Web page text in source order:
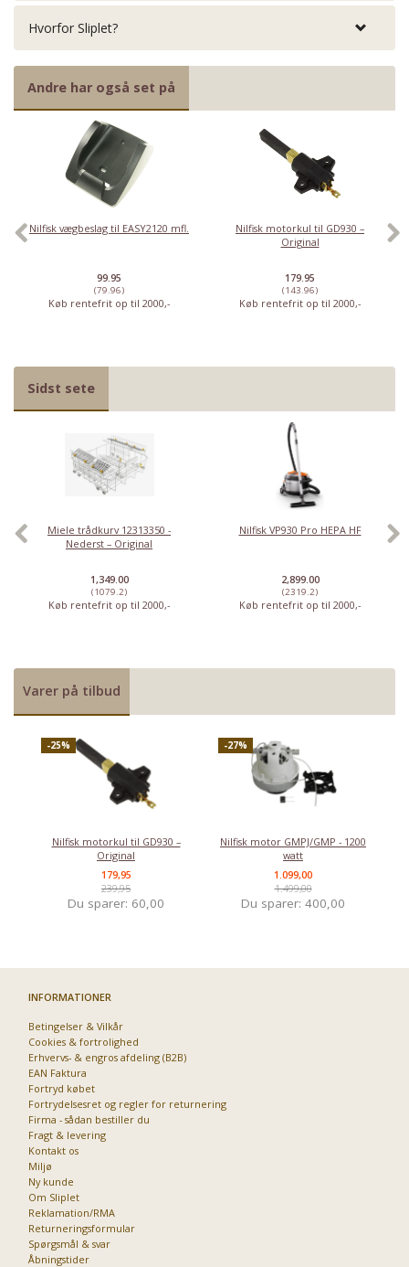
Hvorfor Sliplet?
Andre har også set på
Nilfisk vægbeslag til EASY2120 mfl.
99.95
(79.96)
Køb rentefrit op til 2000,-
Nilfisk motorkul til GD930 –
Original
179.95
(143.96)
Køb rentefrit op til 2000,-
Sidst sete
Miele trådkurv 12313350 -
Nederst – Original
1,349.00
(1079.2)
Køb rentefrit op til 2000,-
Nilfisk VP930 Pro HEPA HF
2,899.00
(2319.2)
Køb rentefrit op til 2000,-
Varer på tilbud
-25%
Nilfisk motorkul til GD930 –
Original
179,95
239,95
Du sparer: 60,00
-27%
Nilfisk motor GMPJ/GMP - 1200
watt
1.099,00
1.499,00
Du sparer: 400,00
INFORMATIONER
Betingelser & Vilkår
Cookies & fortrolighed
Erhvervs- & engros afdeling (B2B)
EAN Faktura
Fortryd købet
Fortrydelsesret og regler for returnering
Firma - sådan bestiller du
Fragt & levering
Kontakt os
Miljø
Ny kunde
Om Sliplet
Reklamation/RMA
Returneringsformular
Spørgsmål & svar
Åbningstider